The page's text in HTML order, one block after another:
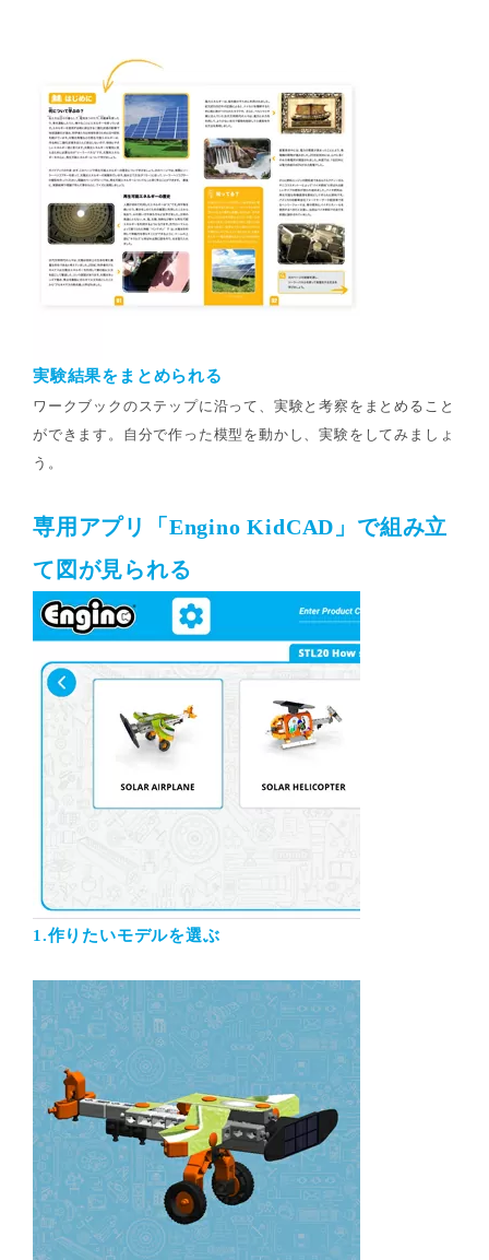
実験結果をまとめられる
ワークブックのステップに沿って、実験と考察をまとめること
ができます。自分で作った模型を動かし、実験をしてみましょ
う。
専用アプリ「Engino KidCAD」で組み立
て図が見られる
1.作りたいモデルを選ぶ